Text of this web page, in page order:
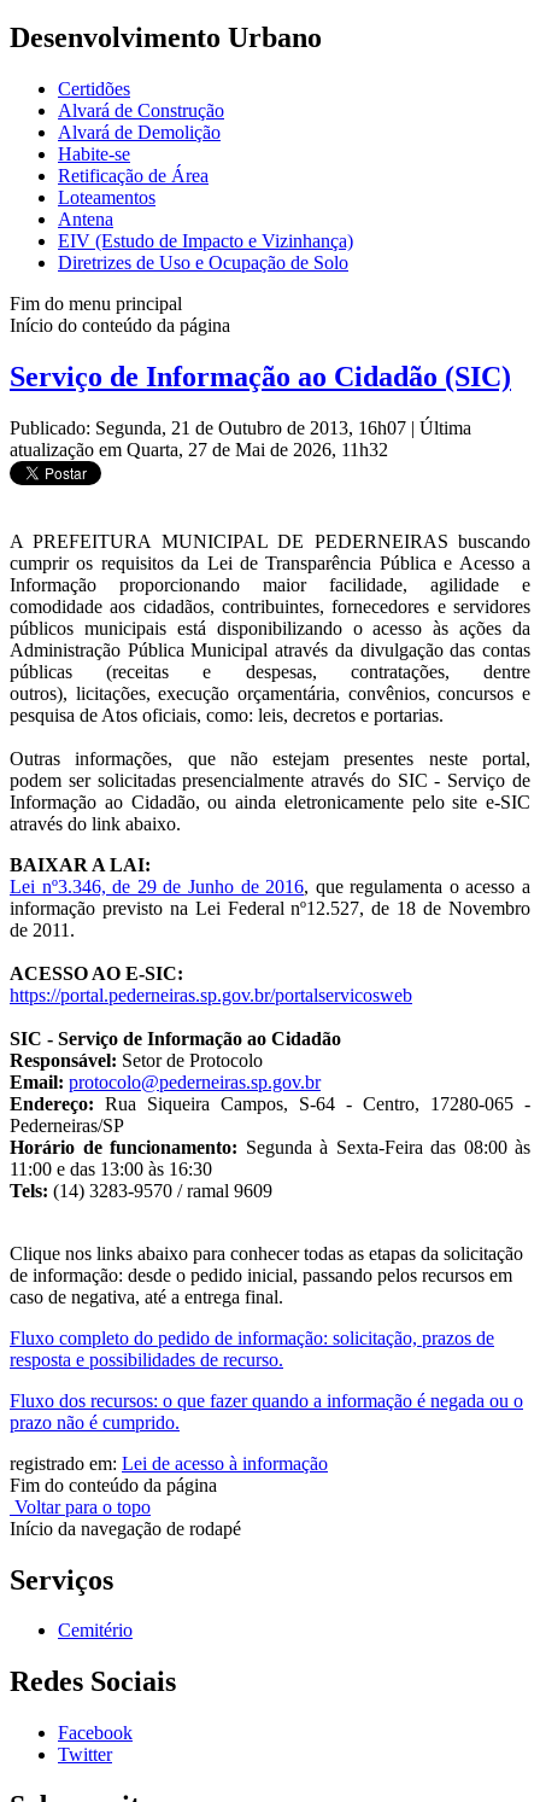
Desenvolvimento Urbano
Certidões
Alvará de Construção
Alvará de Demolição
Habite-se
Retificação de Área
Loteamentos
Antena
EIV (Estudo de Impacto e Vizinhança)
Diretrizes de Uso e Ocupação de Solo
Fim do menu principal
Início do conteúdo da página
Serviço de Informação ao Cidadão (SIC)
Publicado: Segunda, 21 de Outubro de 2013, 16h07 | Última
atualização em Quarta, 27 de Mai de 2026, 11h32
A PREFEITURA MUNICIPAL DE PEDERNEIRAS buscando
cumprir os requisitos da Lei de Transparência Pública e Acesso a
Informação proporcionando maior facilidade, agilidade e
comodidade aos cidadãos, contribuintes, fornecedores e servidores
públicos municipais está disponibilizando o acesso às ações da
Administração Pública Municipal através da divulgação das contas
públicas (receitas e despesas, contratações, dentre
outros), licitações, execução orçamentária, convênios, concursos e
pesquisa de Atos oficiais, como: leis, decretos e portarias.
Outras informações, que não estejam presentes neste portal,
podem ser solicitadas presencialmente através do SIC - Serviço de
Informação ao Cidadão, ou ainda eletronicamente pelo site e-SIC
através do link abaixo.
BAIXAR A LAI:
Lei nº3.346, de 29 de Junho de 2016, que regulamenta o acesso a
informação previsto na Lei Federal nº12.527, de 18 de Novembro
de 2011.
ACESSO AO E-SIC:
https://portal.pederneiras.sp.gov.br/portalservicosweb
SIC - Serviço de Informação ao Cidadão
Responsável: Setor de Protocolo
Email: protocolo@pederneiras.sp.gov.br
Endereço: Rua Siqueira Campos, S-64 - Centro, 17280-065 -
Pederneiras/SP
Horário de funcionamento: Segunda à Sexta-Feira das 08:00 às
11:00 e das 13:00 às 16:30
Tels: (14) 3283-9570 / ramal 9609
Clique nos links abaixo para conhecer todas as etapas da solicitação
de informação: desde o pedido inicial, passando pelos recursos em
caso de negativa, até a entrega final.
Fluxo completo do pedido de informação: solicitação, prazos de
resposta e possibilidades de recurso.
Fluxo dos recursos: o que fazer quando a informação é negada ou o
prazo não é cumprido.
registrado em: Lei de acesso à informação
Fim do conteúdo da página
Voltar para o topo
Início da navegação de rodapé
Serviços
Cemitério
Redes Sociais
Facebook
Twitter